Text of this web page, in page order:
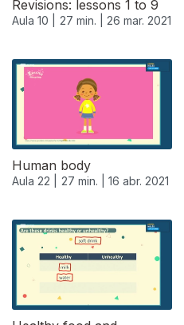
Revisions: lessons 1 to 9
Aula 10 | 27 min. | 26 mar. 2021
Human body
Aula 22 | 27 min. | 16 abr. 2021
539108